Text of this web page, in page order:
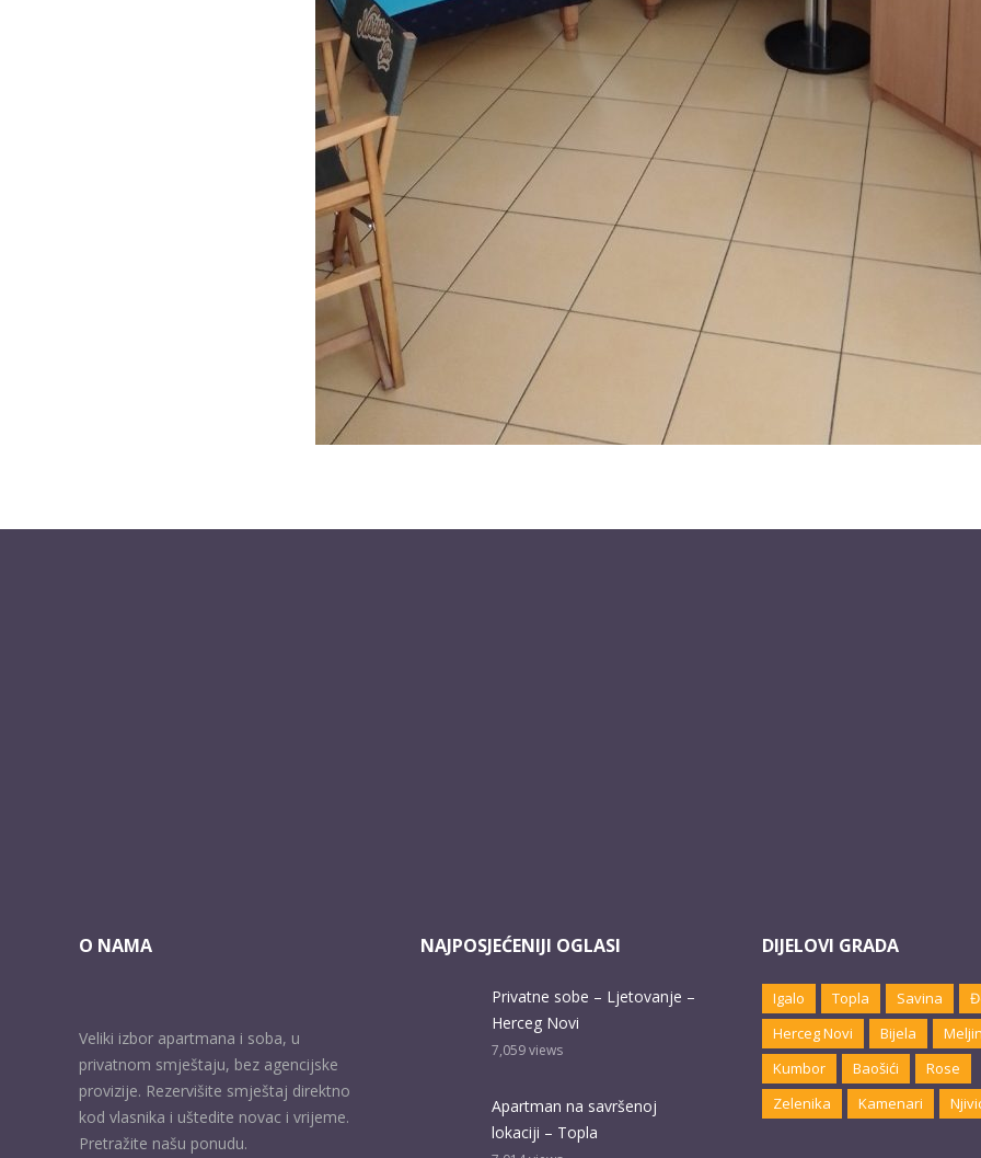
O NAMA
Veliki izbor apartmana i soba, u
privatnom smještaju, bez agencijske
provizije. Rezervišite smještaj direktno
kod vlasnika i uštedite novac i vrijeme.
Pretražite našu ponudu.
NAJPOSJEĆENIJI OGLASI
Privatne sobe – Ljetovanje –
Herceg Novi
7,059views
Apartman na savršenoj
lokaciji – Topla
DIJELOVI GRADA
Igalo Topla Savina
Herceg Novi
Bijela
Kumbor
Baošići
Rose
Zelenika
Kamenari